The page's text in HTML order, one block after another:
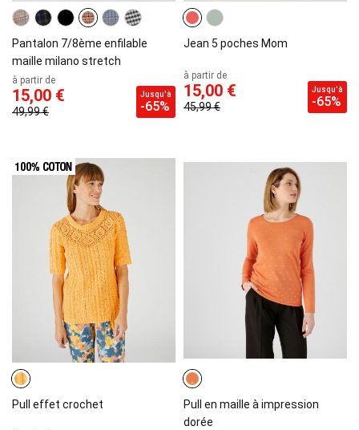
Pantalon 7/8ème enfilable
maille milano stretch
à partir de
15,00 €
49,99 €
Jusqu'à
-65%
Jean 5 poches Mom
à partir de
15,00 €
45,99 €
Jusqu'à
-65%
Pull effet crochet
Pull en maille à impression
dorée